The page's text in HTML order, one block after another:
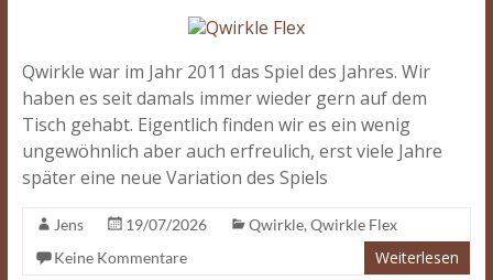
Qwirkle war im Jahr 2011 das Spiel des Jahres. Wir
haben es seit damals immer wieder gern auf dem
Tisch gehabt. Eigentlich finden wir es ein wenig
ungewöhnlich aber auch erfreulich, erst viele Jahre
später eine neue Variation des Spiels
Jens 19/07/2026 Qwirkle, Qwirkle Flex
Keine Kommentare
Weiterlesen